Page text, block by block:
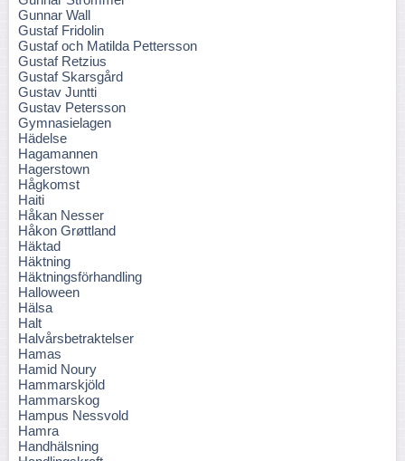
Gunnar Wall
Gustaf Fridolin
Gustaf och Matilda Pettersson
Gustaf Retzius
Gustaf Skarsgård
Gustav Juntti
Gustav Petersson
Gymnasielagen
Hädelse
Hagamannen
Hagerstown
Hågkomst
Haiti
Håkan Nesser
Håkon Grøttland
Häktad
Häktning
Häktningsförhandling
Halloween
Hälsa
Halt
Halvårsbetraktelser
Hamas
Hamid Noury
Hammarskjöld
Hammarskog
Hampus Nessvold
Hamra
Handhälsning